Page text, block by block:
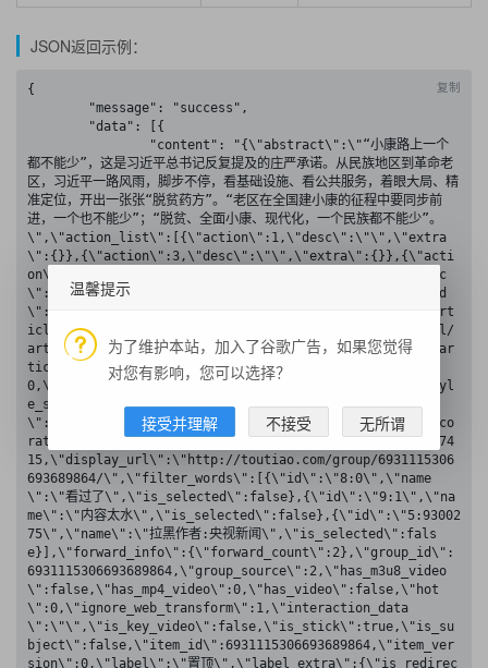
JSON返回示例：
复制
{
都不能少”，这是习近平总书记反复提及的庄严承诺。从民族地区到革命老
区，习近平一路风雨，脚步不停，看基础设施、看公共服务，着眼大局、精
准定位，开出一张张“脱贫药方”。“老区在全国建小康的征程中要同步前
进，一个也不能少”；“脱贫、全面小康、现代化，一个民族都不能少”。
\",\"action_list\":[{\"action\":1,\"desc\":\"\",\"extra
\":{}},{\"action\":3,\"desc\":\"\",\"extra\":{}},{\"acti
on\":7,\"desc\":\"\",\"extra\":{}},{\"action\":9,\"desc
\":\"\",\"extra\":{}}],\"aggr_type\":1,\"allow_download
\":false,\"article_sub_type\":0,\"article_type\":0,\"art
icle_url\":\"http://app.cctv.com/special/cportal/detail/
arti/index.html?id=ArtimvP4IgohSC3sO5Paon5O201123\",\"ar
ticle_version\":0,\"ban_comment\":0,\"ban_immersive\":
0,\"behot_time\":1627867877,\"bury_count\":0,\"bury_styl
e_show\":0,\"cell_flag\":268697611,\"cell_layout_style
\":1,\"cell_type\":0,\"comment_count\":35,\"content_deco
ration\":\"\",\"cursor\":1627867877000,\"digg_count\":74
15,\"display_url\":\"http://toutiao.com/group/6931115306
693689864/\",\"filter_words\":[{\"id\":\"8:0\",\"name
\":\"看过了\",\"is_selected\":false},{\"id\":\"9:1\",\"na
me\":\"内容太水\",\"is_selected\":false},{\"id\":\"5:93002
75\",\"name\":\"拉黑作者:央视新闻\",\"is_selected\":fals
e}],\"forward_info\":{\"forward_count\":2},\"group_id\":
6931115306693689864,\"group_source\":2,\"has_m3u8_video
\":false,\"has_mp4_video\":0,\"has_video\":false,\"hot
\":0,\"ignore_web_transform\":1,\"interaction_data
\":\"\",\"is_key_video\":false,\"is_stick\":true,\"is_su
bject\":false,\"item_id\":6931115306693689864,\"item_ver
sion\":0,\"label\":\"置顶\",\"label_extra\":{\"is_redirec
温馨提示
为了维护本站，加入了谷歌广告，如果您觉得
对您有影响，您可以选择？
接受并理解 不接受 无所谓